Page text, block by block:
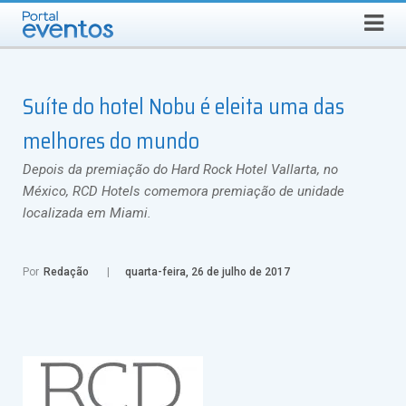
Select Language ▼
Suíte do hotel Nobu é eleita uma das
melhores do mundo
Depois da premiação do Hard Rock Hotel Vallarta, no
México, RCD Hotels comemora premiação de unidade
localizada em Miami.
Por Redação quarta-feira, 26 de julho de 2017